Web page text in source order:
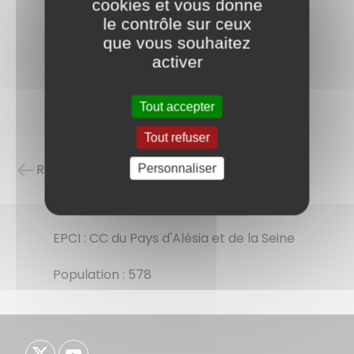
Retour à la liste des carnets d'adresses
EPCI : CC du Pays d'Alésia et de la Seine
Population : 578
cookies et vous donne
le contrôle sur ceux
que vous souhaitez
activer
Tout accepter
Tout refuser
Personnaliser